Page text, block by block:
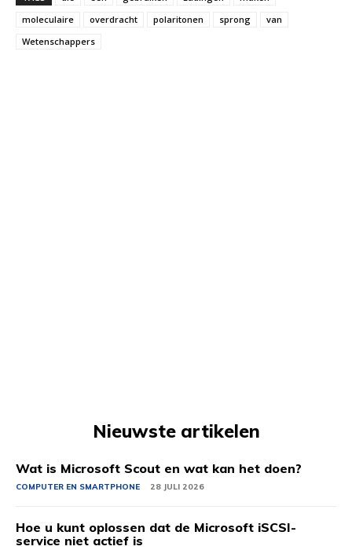
moleculaire
overdracht polaritonen sprong
van
Wetenschappers
Nieuwste artikelen
Wat is Microsoft Scout en wat kan het doen?
COMPUTER EN SMARTPHONE 28 JULI 2026
Hoe u kunt oplossen dat de Microsoft iSCSI-
service niet actief is